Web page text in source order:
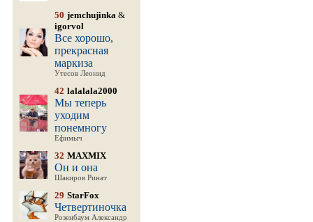
50 jemchujinka &
igorvol
Все хорошо,
прекрасная
маркиза
Утесов Леонид
42 lalalala2000
Мы теперь
уходим
понемногу
Ефимыч
32 MAXMIX
Он и она
Шакиров Ринат
29 StarFox
Четвертиночка
Розенбаум Александр